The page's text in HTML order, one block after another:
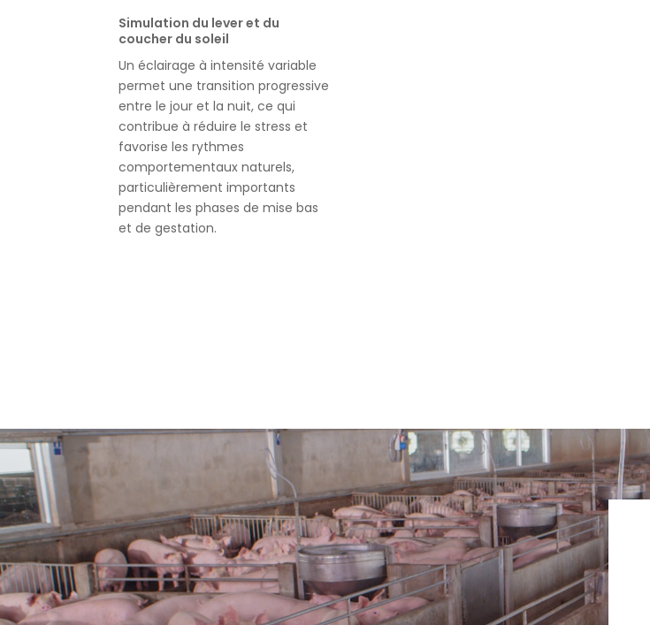
Simulation du lever et du
coucher du soleil
Un éclairage à intensité variable
permet une transition progressive
entre le jour et la nuit, ce qui
contribue à réduire le stress et
favorise les rythmes
comportementaux naturels,
particulièrement importants
pendant les phases de mise bas
et de gestation.